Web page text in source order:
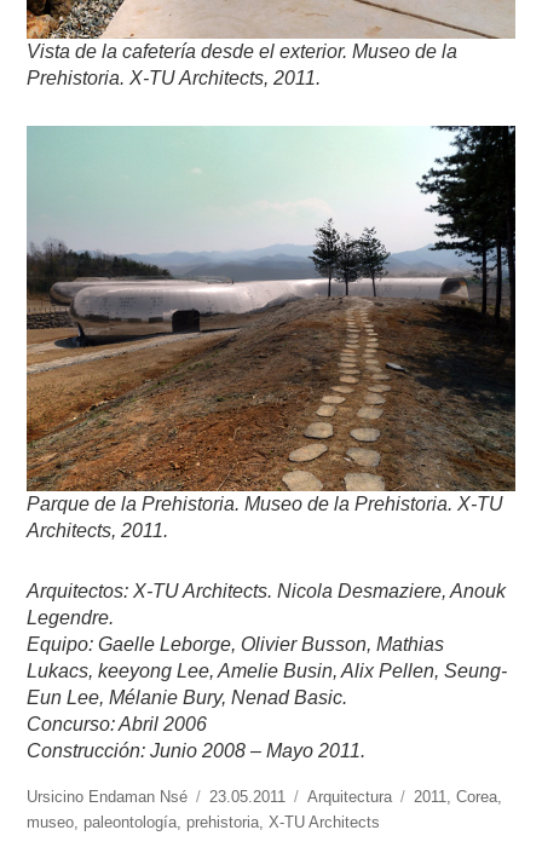
Vista de la cafetería desde el exterior. Museo de la
Prehistoria. X-TU Architects, 2011.
Parque de la Prehistoria. Museo de la Prehistoria. X-TU
Architects, 2011.
Arquitectos: X-TU Architects. Nicola Desmaziere, Anouk
Legendre.
Equipo: Gaelle Leborge, Olivier Busson, Mathias
Lukacs, keeyong Lee, Amelie Busin, Alix Pellen, Seung-
Eun Lee, Mélanie Bury, Nenad Basic.
Concurso: Abril 2006
Construcción: Junio 2008 – Mayo 2011.
https://www.experimenta.es/author/ursicino-
endaman-
Ursicino Endaman Nsé
Publicado
el
23.05.2011 Categorías
Arquitectura Etiquetas
2011,Corea,
museo, paleontología, prehistoria,X-TU Architects